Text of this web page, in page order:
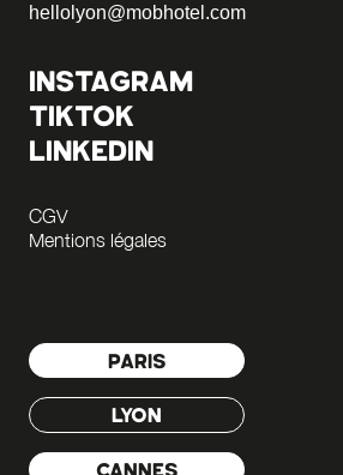
hellolyon@mobhotel.com
INSTAGRAM
TIKTOK
LINKEDIN
CGV
Mentions légales
PARIS
LYON